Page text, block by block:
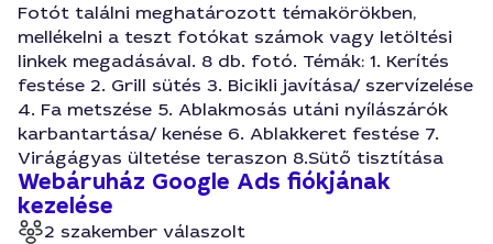
Fotót találni meghatározott témakörökben,
mellékelni a teszt fotókat számok vagy letöltési
linkek megadásával. 8 db. fotó. Témák: 1. Kerítés
festése 2. Grill sütés 3. Bicikli javítása/ szervízelése
4. Fa metszése 5. Ablakmosás utáni nyílászárók
karbantartása/ kenése 6. Ablakkeret festése 7.
Virágágyas ültetése teraszon 8.Sütő tisztítása
Webáruház Google Ads fiókjának
kezelése
2 szakember válaszolt